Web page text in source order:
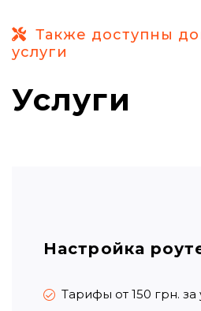
Также доступны
услуги
Услуги
Настройка
Тарифы от 150 грн. за